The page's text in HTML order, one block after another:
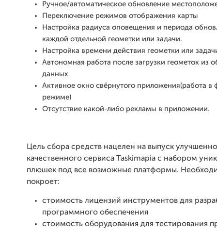
Ручное/автоматическое обновление
Переключение режимов отображения карты
Настройка радиуса оповещения и периода
каждой отдельной геометки или задачи.
Настройка времени действия геометки или
Автономная работа после загрузки геометок из
данных
Активное окно свёрнутого приложения(работа
режиме)
Отсутствие какой-либо рекламы в приложении.
Цель сбора средств нацелен на выпуск
качественного сервиса Taskimapia с набором
плюшек под все возможные платформы.
покроет:
стоимость лицензий инструментов для
программного обеспечения
стоимость оборудования для тестирования